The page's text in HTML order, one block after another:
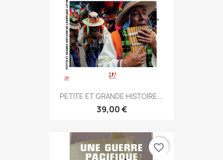
PETITE ET GRANDE HISTOIRE...
39,00 €
favorite_border